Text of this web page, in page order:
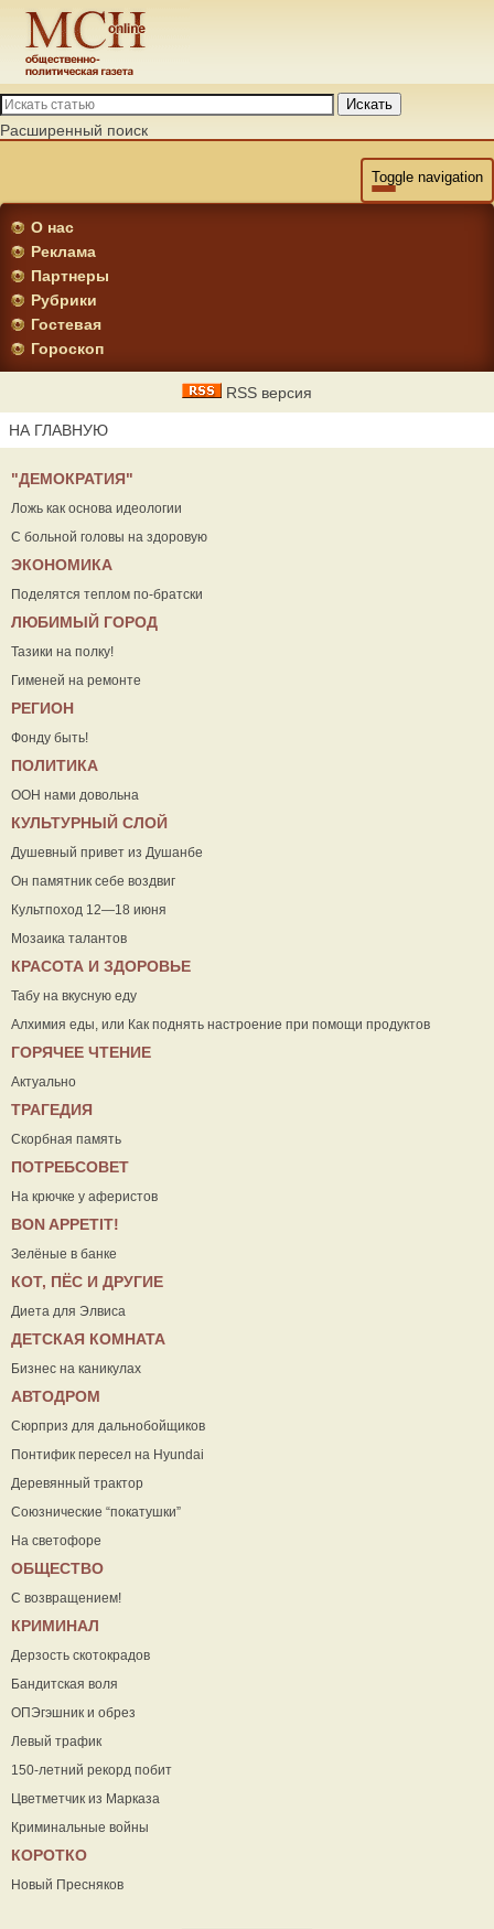
Искать
Расширенный поиск
Toggle navigation
О нас
Реклама
Партнеры
Рубрики
Гостевая
Гороскоп
RSS версия
НА ГЛАВНУЮ
"ДЕМОКРАТИЯ"
Ложь как основа идеологии
С больной головы на здоровую
ЭКОНОМИКА
Поделятся теплом по-братски
ЛЮБИМЫЙ ГОРОД
Тазики на полку!
Гименей на ремонте
РЕГИОН
Фонду быть!
ПОЛИТИКА
ООН нами довольна
КУЛЬТУРНЫЙ СЛОЙ
Душевный привет из Душанбе
Он памятник себе воздвиг
Культпоход 12—18 июня
Мозаика талантов
КРАСОТА И ЗДОРОВЬЕ
Табу на вкусную еду
Алхимия еды, или Как поднять настроение при помощи продуктов
ГОРЯЧЕЕ ЧТЕНИЕ
Актуально
ТРАГЕДИЯ
Скорбная память
ПОТРЕБСОВЕТ
На крючке у аферистов
ВON APPETIT!
Зелёные в банке
КОТ, ПЁС И ДРУГИЕ
Диета для Элвиса
ДЕТСКАЯ КОМНАТА
Бизнес на каникулах
АВТОДРОМ
Сюрприз для дальнобойщиков
Понтифик пересел на Hyundai
Деревянный трактор
Союзнические “покатушки”
На светофоре
ОБЩЕСТВО
С возвращением!
КРИМИНАЛ
Дерзость скотокрадов
Бандитская воля
ОПЭгэшник и обрез
Левый трафик
150-летний рекорд побит
Цветметчик из Марказа
Криминальные войны
КОРОТКО
Новый Пресняков